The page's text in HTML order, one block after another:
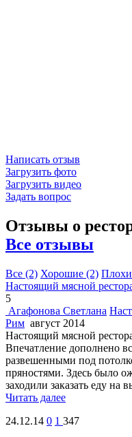
Написать отзыв
Загрузить фото
Загрузить видео
Задать вопрос
Отзывы о
Все отзывы
Все (2) Хорошие (2)
Настоящий мясной
5
Агафонова Светлана
Рим август 2014
Настоящий мясной
Впечатление дополнено
развешенными под
пряностями. Здесь было
заходили заказать еду на
Читать далее
24.12.14 0 1 347